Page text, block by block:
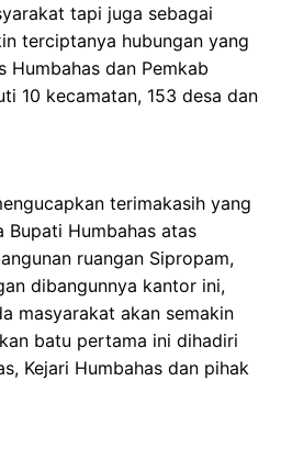
tapi juga sebagai
terciptanya hubungan yang
Humbahas dan Pemkab
10 kecamatan, 153 desa dan
terimakasih yang
Humbahas atas
ruangan Sipropam,
dibangunnya kantor ini,
masyarakat akan semakin
batu pertama ini dihadiri
Kejari Humbahas dan pihak